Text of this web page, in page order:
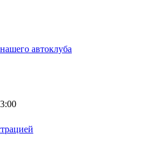
автоклуба